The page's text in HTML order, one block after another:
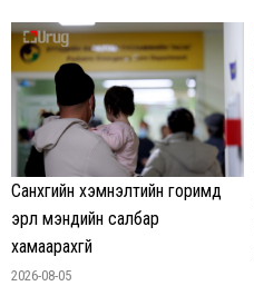
Санхүүгийн хэмнэлтийн горимд
эрүүл мэндийн салбар
хамаарахгүй
2026-08-05